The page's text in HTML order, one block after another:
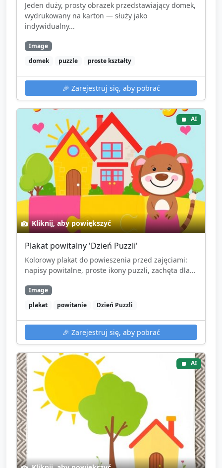
Jeden duży, prosty obrazek przedstawiający domek,
wydrukowany na karton — służy jako
indywidualny...
Image
domek
puzzle proste kształty
🎉 Zarejestruj się, aby pobrać
AI
Kliknij, aby powiększyć
Plakat powitalny 'Dzień Puzzli'
Kolorowy plakat do powieszenia przed zajęciami:
napisy powitalne, proste ikony puzzli, zachęta dla...
Image
plakat
powitanie Dzień Puzzli
🎉 Zarejestruj się, aby pobrać
AI